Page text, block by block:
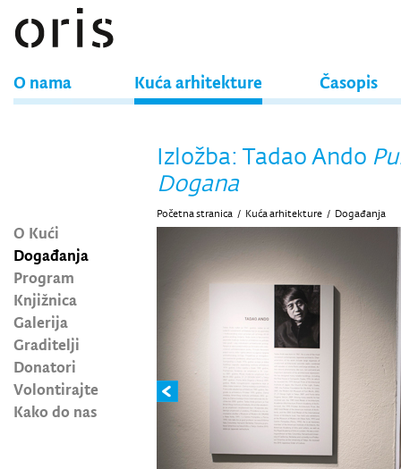
O nama Kuća arhitekture Časopis
O Kući
Događanja
Program
Knjižnica
Galerija
Graditelji
Donatori
Volontirajte
Kako do nas
Izložba: Tadao Ando
Dogana
Početna stranica / Kuća arhitekture / Događanja